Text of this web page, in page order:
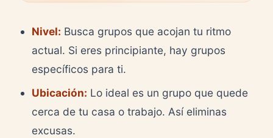
Nivel: Busca grupos que acojan tu ritmo
actual. Si eres principiante, hay grupos
específicos para ti.
Ubicación: Lo ideal es un grupo que quede
cerca de tu casa o trabajo. Así eliminas
excusas.